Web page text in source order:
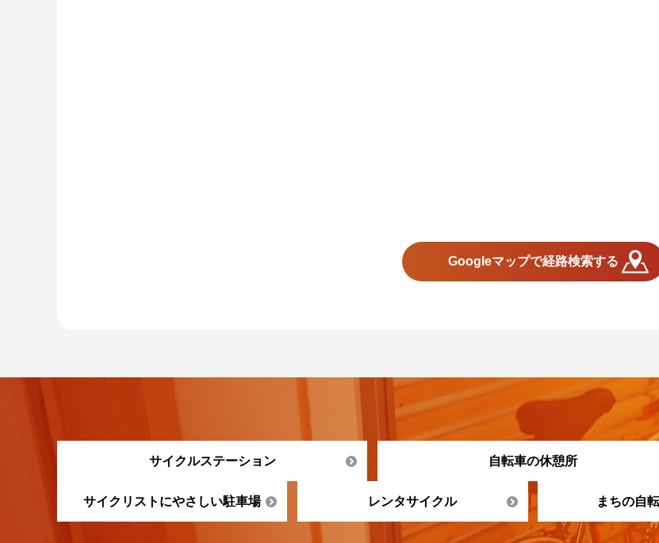
Googleマップで経路検索する
サイクルステーション 自転車の休憩所
サイクリストにやさしい駐車場 レンタサイクル まちの自